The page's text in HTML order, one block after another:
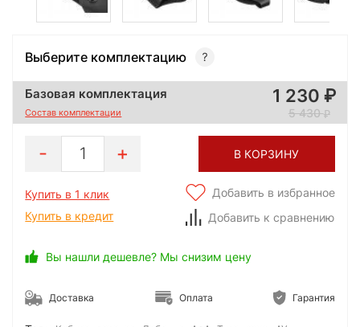
Выберите комплектацию
Базовая комплектация
Состав комплектации
1 230
5 430
1 В КОРЗИНУ
Купить в 1 клик
Купить в кредит
Добавить в избранное
Добавить к сравнению
Вы нашли дешевле? Мы снизим цену
Доставка Оплата Гарантия